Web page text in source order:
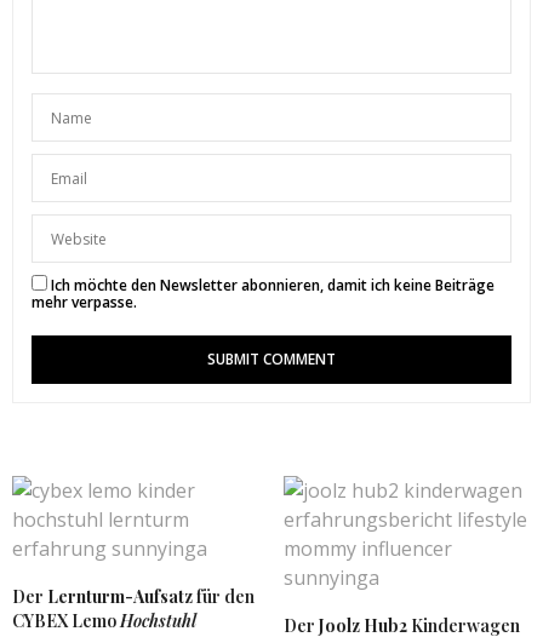
Ich möchte den Newsletter abonnieren, damit ich keine Beiträge
mehr verpasse.
Der Lernturm-Aufsatzfür den
CYBEX LemoHochstuhl Der Joolz Hub2 Kinderwagen